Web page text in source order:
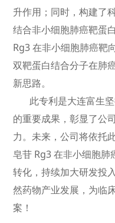
升作用；同时，构建了
结合非小细胞肺癌靶蛋
Rg3 在非小细胞肺癌靶
双靶蛋白结合分子在肺
新思路。
此专利是大连富生坚
的重要成果，彰显了公
力。未来，公司将依托
皂苷 Rg3 在非小细胞
转化，持续加大研发投
然药物产业发展，为临
案！